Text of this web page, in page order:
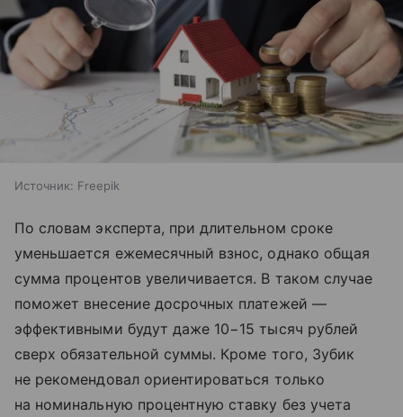
Источник: Freepik
По словам эксперта, при длительном сроке
уменьшается ежемесячный взнос, однако общая
сумма процентов увеличивается. В таком случае
поможет внесение досрочных платежей —
эффективными будут даже 10−15 тысяч рублей
сверх обязательной суммы. Кроме того, Зубик
не рекомендовал ориентироваться только
на номинальную процентную ставку без учета